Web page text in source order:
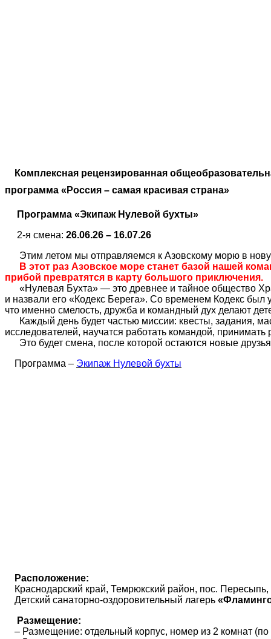
Комплексная рецензированная
программа «Россия – самая красивая страна»
Программа «Экипаж Нулевой бухты»
2-я смена: 26.06.26 – 16.07.26
Этим летом мы отправляемся к Азовскому морю в
В этот раз Азовское море станет базой нашей
прибой превратятся в карту большого приключения.
«Нулевая Бухта» — это древнее и тайное общество
и назвали его «Кодекс Берега». Со временем Кодекс был
что именно смелость, дружба и командный дух делают
Каждый день будет частью миссии: квесты, задания,
исследователей, научатся работать командой,
Это будет смена, после которой остаются новые
Программа – Экипаж Нулевой бухты
Расположение:
Краснодарский край, Темрюкский район, пос.
Детский санаторно-оздоровительный лагерь
Размещение:
– Размещение: отдельный корпус, номер из 2 комнат